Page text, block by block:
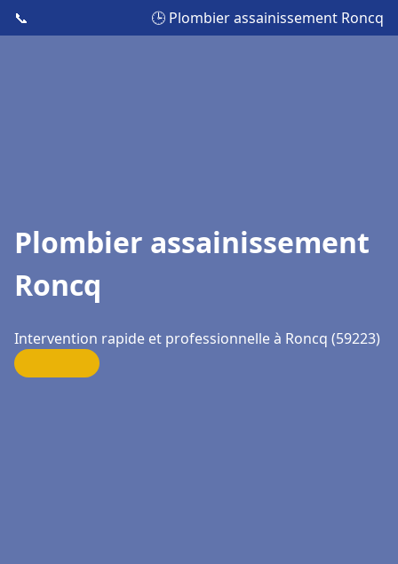
📞 🕒 Plombier assainissement Roncq
Plombier assainissement
Roncq
Intervention rapide et professionnelle à Roncq (59223)